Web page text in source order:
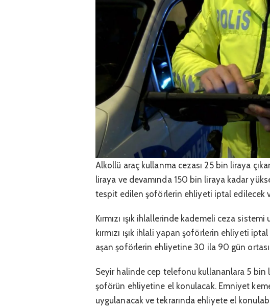
Alkollü araç kullanma cezası 25 bin liraya
liraya ve devamında 150 bin liraya kadar
tespit edilen şoförlerin ehliyeti iptal edilecek
Kırmızı ışık ihlallerinde kademeli ceza
kırmızı ışık ihlali yapan şoförlerin ehliyeti
aşan şoförlerin ehliyetine 30 ila 90 gün
Seyir halinde cep telefonu kullananlara 5 bin
şoförün ehliyetine el konulacak. Emniyet
uygulanacak ve tekrarında ehliyete el